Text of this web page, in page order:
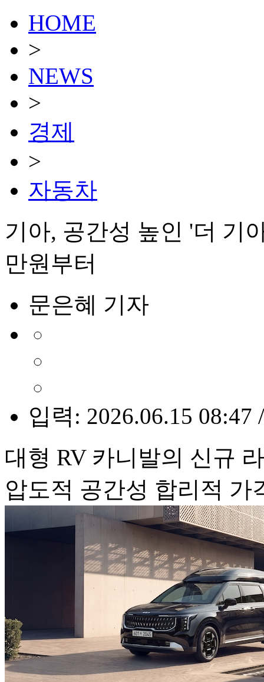
HOME
>
NEWS
>
경제
>
자동차
기아, 공간성 높인 '더 기
만원부터
문은혜 기자
입력: 2026.06.15 08:47
대형 RV 카니발의 신규
압도적 공간성 합리적 가